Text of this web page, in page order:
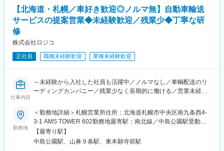
お客様をサポートしていきます。
◎各拠点への出張あり。1か月～2カ月に1日～1週間程度（時期・
工事等の内容による）。
■当社について：
から最新の機械を輸入・販売し、アフターサービスを行っていま
スを提供しています。トラクター、牛の飼料、生産に関する一連
の機械、乳牛の飼養に関する機器など、酪農に必要な製品を取り
◇全国17の事業所で、酪農／農業機械の提案、販売とアフターサ
ービス・メンテナンス業務を行っています。お客様が困っている
ことやお悩みをヒアリングし、それを解決できる製品やシステム
を提案します。製品の販売から設置工事、導入サポート、アフタ
可能性があります。月給(月額)は固定手当を含めた表記です。
【北海道・札幌／車好き歓迎◎ノルマ無】自動車輸送
サービスの提案営業◆未経験歓迎／残業少◆丁寧な研
修
株式会社ロジコ
正社員 職種未経験歓迎 業種未経験歓迎
仕事内容
～未経験から入社した社員も活躍中／ノルマなし／車輌配送のリ
ーディングカンパニー／残業少なく長期的に働ける／営業未経験
入社当初は、業界知識習得のために営業事務業務を中心にお任せ
しますので、安心して業務を覚えていただけます。
慣れてきたら運搬に伴う業務の習得や既存先への営業を中心にお
任せいただきます。将来的に、既存顧客だけではなく新規顧客へ
の提案営業もお任せします。
勤務地
＜勤務地詳細＞札幌営業所住所：北海道札幌市中央区南九条西4-
3-1 AMS TOWER 602勤務地最寄駅：南北線／中島公園駅受動喫
煙対策：屋内全面禁煙変更の範囲：会社の定める事業所（リモー
トワーク含む）
【最寄り駅】
中島公園駅、山鼻９条駅、東本願寺前駅